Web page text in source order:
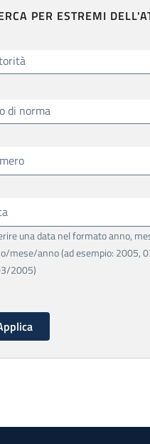
PER ESTREMI
di norma
una data nel formato anno,
mese/anno (ad esempio: 2005,
2005)